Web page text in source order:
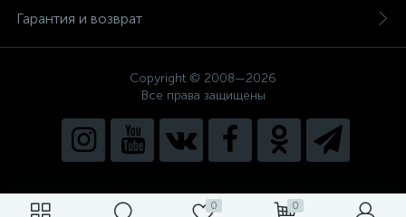
0 0
Гарантия и возврат
Copyright © 2008—2026
Все права защищены